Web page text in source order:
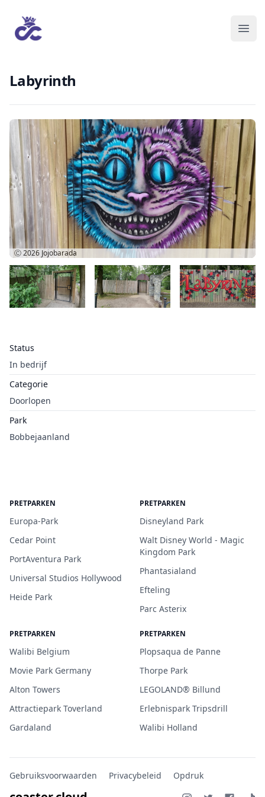
Labyrinth
Status
In bedrijf
Categorie
Doorlopen
Park
Bobbejaanland
Ⓒ 2026 Jojobarada
PRETPARKEN
Europa-Park
Cedar Point
PortAventura Park
Universal Studios Hollywood
Heide Park
PRETPARKEN
Disneyland Park
Walt Disney World - Magic
Kingdom Park
Phantasialand
Efteling
Parc Asterix
PRETPARKEN
Walibi Belgium
Movie Park Germany
Alton Towers
Attractiepark Toverland
Gardaland
PRETPARKEN
Plopsaqua de Panne
Thorpe Park
LEGOLAND® Billund
Erlebnispark Tripsdrill
Walibi Holland
Gebruiksvoorwaarden Privacybeleid Opdruk